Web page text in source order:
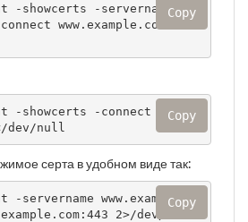
-showcerts -servername ww
www.example.com:443
Copy
-showcerts -connect www.ex
Copy
серта в удобном виде так:
servername www.example.co
2>/dev/null
Copy